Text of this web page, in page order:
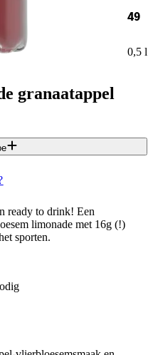
49
0,5 l
granaatappel
ready to drink! Een
limonade met 16g (!)
sporten.